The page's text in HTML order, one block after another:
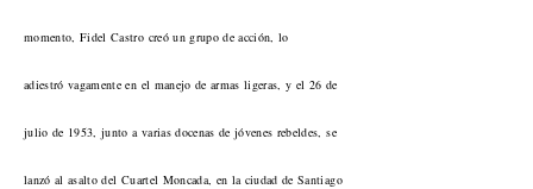
momento, Fidel Castro creó un grupo de acción, lo
adiestró vagamente en el manejo de armas ligeras, y el 26 de
julio de 1953, junto a varias docenas de jóvenes rebeldes, se
lanzó al asalto del Cuartel Moncada, en la ciudad de Santiago